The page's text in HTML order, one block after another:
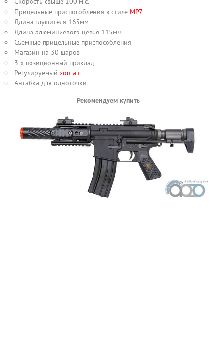
Прицельные приспособления в стиле MP7
Длина глушителя 165мм
Длина алюминиевого цевья 115мм
Съемные прицельные приспособления
Магазин на 30 шаров
3-х позиционный приклад
Регулируемый хоп-ап
Антабка для одноточки
Рекомендуем купить